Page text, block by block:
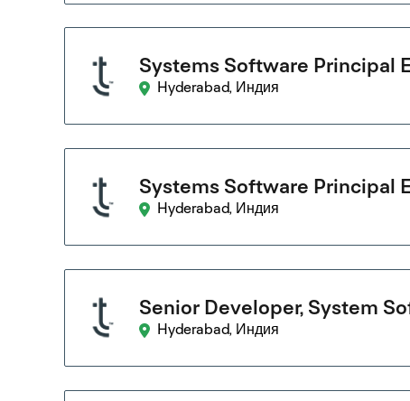
Systems Software Principal
Hyderabad, Индия
Systems Software Principal
Hyderabad, Индия
Senior Developer, System
Hyderabad, Индия